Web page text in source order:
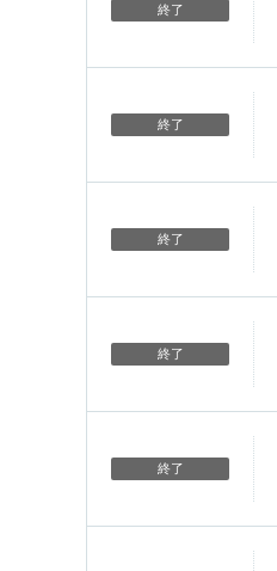
終了
終了
終了
終了
終了